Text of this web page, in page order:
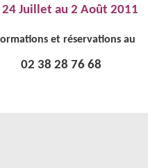
24 Juillet au 2 Août 2011
et réservations au
02 38 28 76 68